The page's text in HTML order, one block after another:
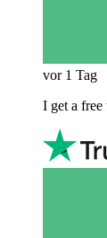
vor 1 Tag
I get a